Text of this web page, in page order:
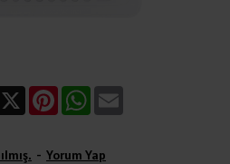
X PinterestWhatsApp
- Yorum Yap